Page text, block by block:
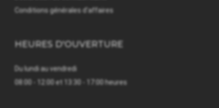
Conditions générales d'affaires
HEURES D'OUVERTURE
Du lundi au vendredi
08:00 - 12:00 et 13:30 - 17:00 heures